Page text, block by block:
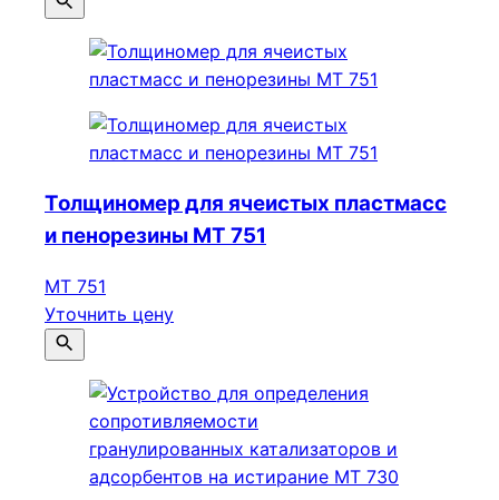
Толщиномер для ячеистых пластмасс
и пенорезины МТ 751
МТ 751
Уточнить цену